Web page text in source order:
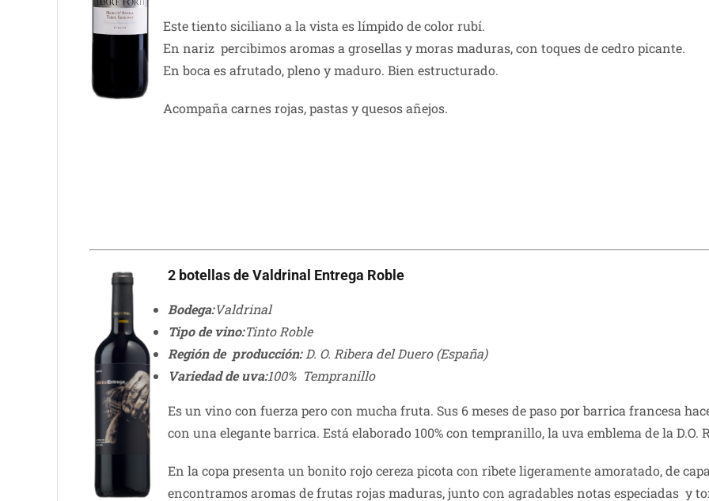
Este tiento siciliano a la vista es límpido de color rubí.
En nariz percibimos aromas a grosellas y moras maduras, con toques de cedro picante.
En boca es afrutado, pleno y maduro. Bien estructurado.
Acompaña carnes rojas, pastas y quesos añejos.
2 botellas de Valdrinal Entrega Roble
Bodega:Valdrinal
Tipo de vino:Tinto Roble
Región de producción:D. O. Ribera del Duero (España)
Variedad de uva:100% Tempranillo
Es un vino con fuerza pero con mucha fruta. Sus 6 meses de paso por barrica francesa
con una elegante barrica. Está elaborado 100% con tempranillo, la uva emblema de la D.O.
En la copa presenta un bonito rojo cereza picota con ribete ligeramente amoratado, de
encontramos aromas de frutas rojas maduras, junto con agradables notas especiadas y